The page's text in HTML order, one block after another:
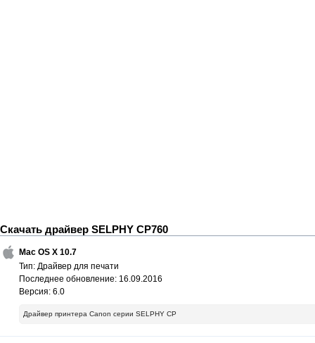
Скачать драйвер SELPHY CP760
Mac OS X 10.7
Тип: Драйвер для печати
Последнее обновление: 16.09.2016
Версия: 6.0
Драйвер принтера Canon серии SELPHY CP